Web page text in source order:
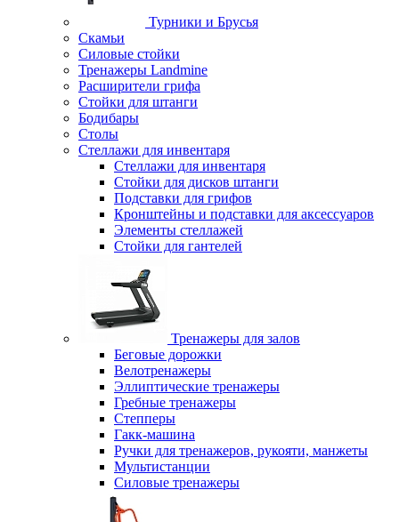
Турники и Брусья
Скамьи
Силовые стойки
Тренажеры Landmine
Расширители грифа
Стойки для штанги
Бодибары
Столы
Стеллажи для инвентаря
Стеллажи для инвентаря
Стойки для дисков штанги
Подставки для грифов
Кронштейны и подставки для аксессуаров
Элементы стеллажей
Стойки для гантелей
Тренажеры для залов
Беговые дорожки
Велотренажеры
Эллиптические тренажеры
Гребные тренажеры
Степперы
Гакк-машина
Ручки для тренажеров, рукояти, манжеты
Мультистанции
Силовые тренажеры